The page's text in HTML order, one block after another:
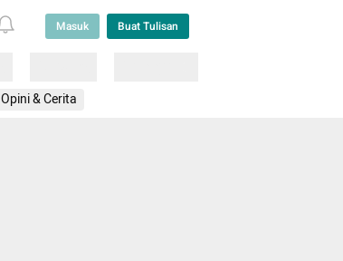
Masuk Buat Tulisan
Opini & Cerita